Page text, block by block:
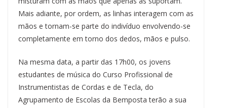
Mais adiante, por ordem, as linhas interagem com as
mãos e tornam-se parte do indivíduo envolvendo-se
completamente em torno dos dedos, mãos e pulso.
Na mesma data, a partir das 17h00, os jovens
estudantes de música do Curso Profissional de
Instrumentistas de Cordas e de Tecla, do
Agrupamento de Escolas da Bemposta terão a sua